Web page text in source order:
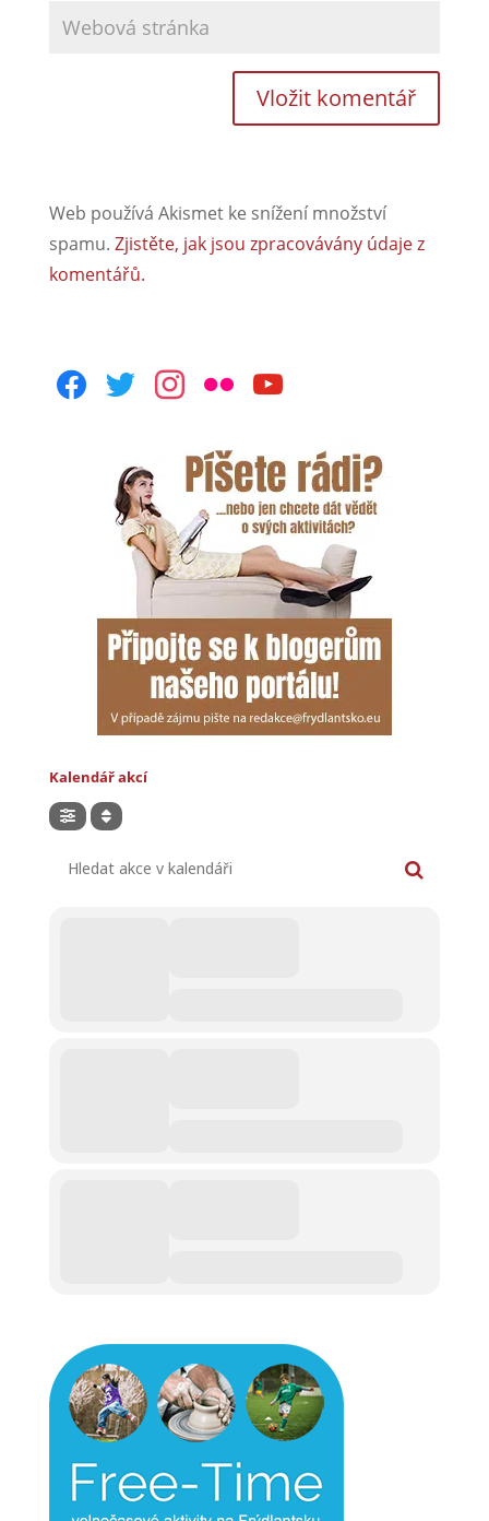
Web používá Akismet ke snížení množství
spamu. Zjistěte, jak jsou zpracovávány údaje z
komentářů.
facebooktwitterinstagram
flickr youtube
Kalendář akcí